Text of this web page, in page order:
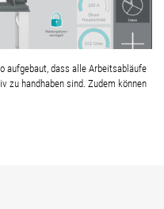
aufgebaut, dass alle Arbeitsabläufe
zu handhaben sind. Zudem können